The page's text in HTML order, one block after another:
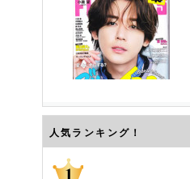
FINEBOYS2026年7月号
人気ランキング！